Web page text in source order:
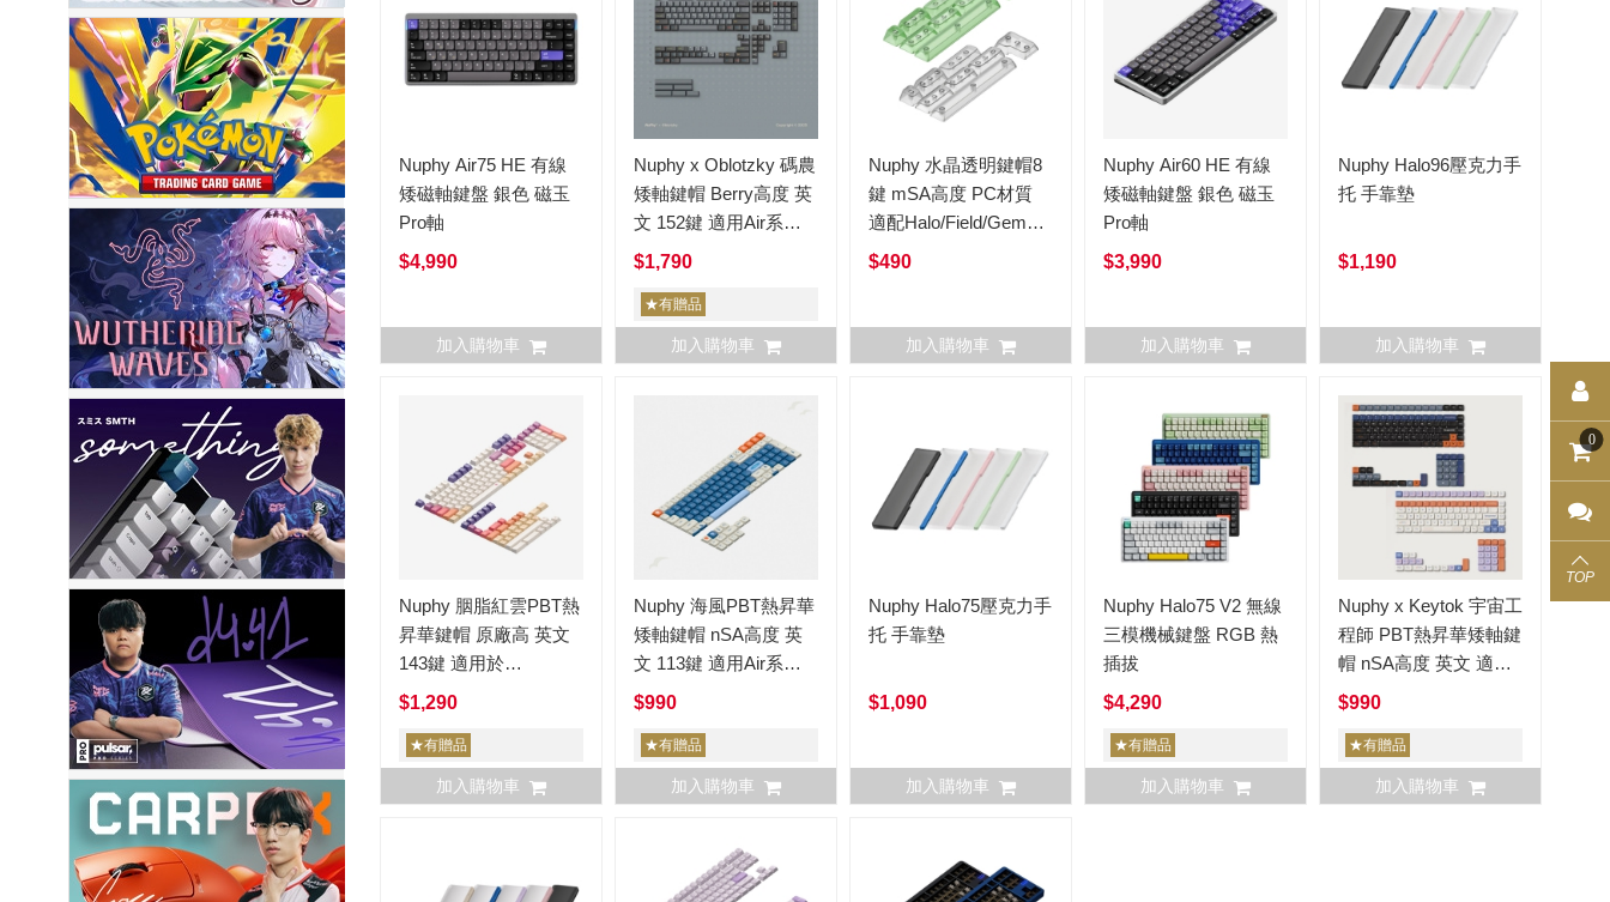
Nuphy Air75 HE 有線
矮磁軸鍵盤 銀色 磁玉
Pro軸
$4,990
加入購物車
Nuphy x Oblotzky 碼農
矮軸鍵帽 Berry高度 英
文 152鍵 適用Air系列
全尺寸
$1,790
★有贈品
加入購物車
Nuphy 水晶透明鍵帽8
鍵 mSA高度 PC材質
適配Halo/Field/Gem系
列
$490
加入購物車
Nuphy Air60 HE 有線
矮磁軸鍵盤 銀色 磁玉
Pro軸
$3,990
加入購物車
Nuphy Halo96壓克力手
托 手靠墊
$1,190
加入購物車
Nuphy 胭脂紅雲PBT熱
昇華鍵帽 原廠高 英文
143鍵 適用於
Halo65/Halo75/Halo96/Field75
$1,290
★有贈品
加入購物車
Nuphy 海風PBT熱昇華
矮軸鍵帽 nSA高度 英
文 113鍵 適用Air系列
全尺寸
$990
★有贈品
加入購物車
Nuphy Halo75壓克力手
托 手靠墊
$1,090
加入購物車
Nuphy Halo75 V2 無線
三模機械鍵盤 RGB 熱
插拔
$4,290
★有贈品
加入購物車
Nuphy x Keytok 宇宙工
程師 PBT熱昇華矮軸鍵
帽 nSA高度 英文 適用
Air系列全尺寸
$990
★有贈品
加入購物車
0
TOP